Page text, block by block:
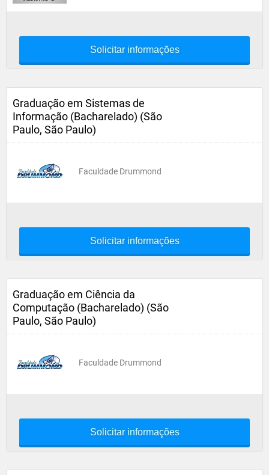
Solicitar informações
Graduação em Sistemas de
Informação (Bacharelado) (São
Paulo, São Paulo)
Faculdade Drummond
Solicitar informações
Graduação em Ciência da
Computação (Bacharelado) (São
Paulo, São Paulo)
Faculdade Drummond
Solicitar informações